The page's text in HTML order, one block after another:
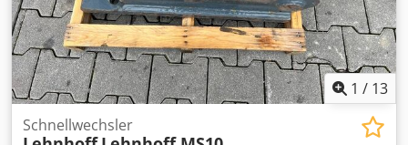
Sie sich an Marius Herden, um weitere Informationen zu
erhalten.
1 / 13
Schnellwechsler